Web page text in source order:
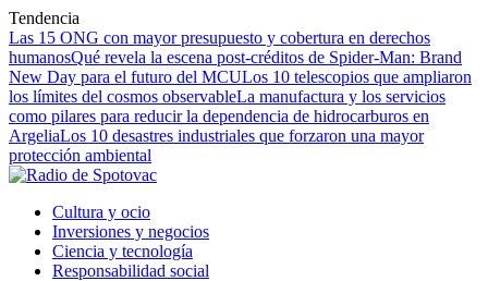
Tendencia
Las 15 ONG con mayor presupuesto y cobertura en derechos
humanosQué revela la escena post-créditos de Spider-Man: Brand
New Day para el futuro del MCULos 10 telescopios que ampliaron
los límites del cosmos observableLa manufactura y los servicios
como pilares para reducir la dependencia de hidrocarburos en
ArgeliaLos 10 desastres industriales que forzaron una mayor
protección ambiental
Cultura y ocio
Inversiones y negocios
Ciencia y tecnología
Responsabilidad social